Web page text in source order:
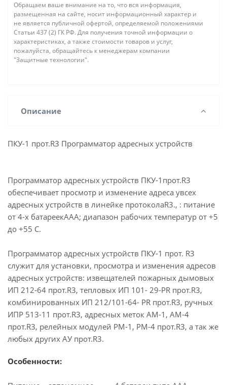
Обращаем ваше внимание на то, что вся информация,
размещенная на сайте, носит информационный характер и
не является публичной офертой, определяемой положениями
Статьи 437 (2) ГК РФ. Для получения точной информации о
характеристиках, а также стоимости товаров и услуг,
пожалуйста, обращайтесь к менеджерам компании
"Защитные технологии".
Описание
ПКУ-1 прот.R3 Программатор адресных устройств
Программатор адресных устройств ПКУ-1прот.R3
обеспечивает просмотр и изменение адреса увсех
адресных устройств в линейке протоколаR3., : питание
от 4-х батареекААА; диапазон рабочих температур от +5
до +55 С.
Программатор адресных устройств ПКУ-1 прот. R3
служит для установки, просмотра и изменения адресов
адресных устройств: извещателей пожарных дымовых
ИП 212-64 прот.R3, тепловых ИП 101- 29-PR прот.R3,
комбинированных ИП 212/101-64- PR прот.R3, ручных
ИПР 513-11 прот.R3, адресных меток АМ-1, АМ-4
прот.R3, релейных модулей РМ-1, РМ-4 прот.R3, а так же
любых других АУ прот.R3.
Особенности: